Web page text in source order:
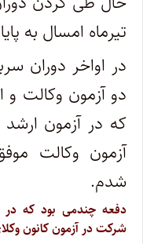
تیرماه امسال به
دو آزمون وکالت
شدم.
دفعه چندمی بود که در
شرکت در آزمون کانون